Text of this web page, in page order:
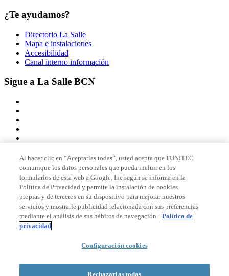
¿Te ayudamos?
Directorio La Salle
Mapa e instalaciones
Accesibilidad
Canal interno información
Sigue a La Salle BCN
Miembro de
Acreditaciones
© 2026 La Salle Campus Barcelona - URL |
Al hacer clic en “Aceptarlas todas”, usted acepta que FUNITEC
comunique los datos personales que pueda incluir en los
formularios de esta web a Google, Inc según se informa en la
Política de Privacidad y permite la instalación de cookies
propias y de terceros en su dispositivo para mejorar nuestros
servicios y mostrarle publicidad relacionada con sus preferencias
mediante el análisis de sus hábitos de navegación. Política de
privacidad
Configuración cookies
Rechazarlas todas